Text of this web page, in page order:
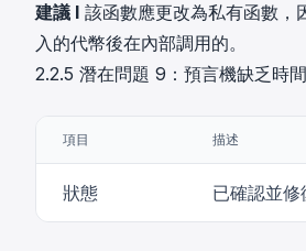
建議 I 該函數應更改為私有函數，
入的代幣後在內部調用的。
2.2.5 潛在問題 9：預言機缺乏時
項目 描述
狀態 已確認並修